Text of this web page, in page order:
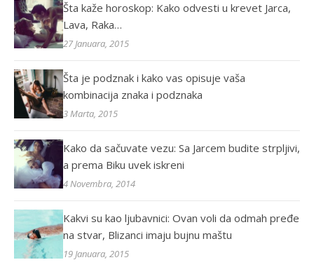
Šta kaže horoskop: Kako odvesti u krevet Jarca,
Lava, Raka…
27 Januara, 2015
Šta je podznak i kako vas opisuje vaša
kombinacija znaka i podznaka
3 Marta, 2015
Kako da sačuvate vezu: Sa Jarcem budite strpljivi,
a prema Biku uvek iskreni
4 Novembra, 2014
Kakvi su kao ljubavnici: Ovan voli da odmah pređe
na stvar, Blizanci imaju bujnu maštu
19 Januara, 2015